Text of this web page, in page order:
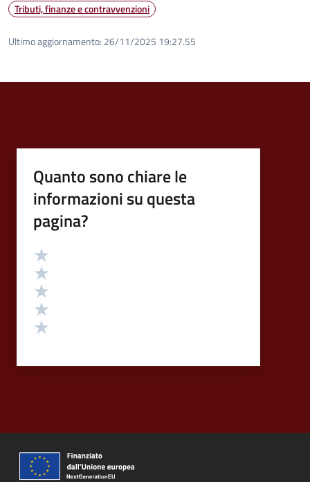
Tributi, finanze e contravvenzioni
Ultimo aggiornamento: 26/11/2025 19:27.55
Quanto sono chiare le
informazioni su questa
pagina?
Valutazione